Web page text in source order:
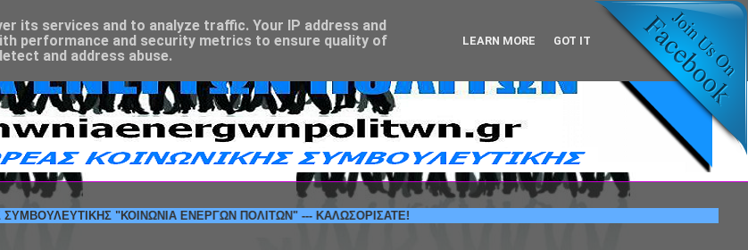
"ΚΟΙΝΩΝΙΑ ΕΝΕΡΓΩΝ ΠΟΛΙΤΩΝ" --- ΚΑΛΩΣΟΡΙΣΑΤΕ!
its services and to analyze traffic. Your IP address and
performance and security metrics to ensure quality of
and address abuse.
LEARN MORE GOT IT